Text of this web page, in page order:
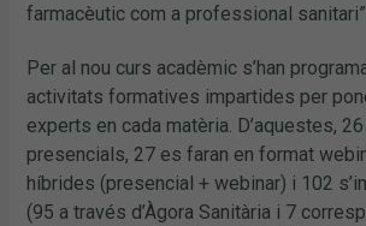
farmacèutic com a professional sanitari”.
Per al nou curs acadèmic s’han
activitats formatives impartides per
experts en cada matèria. D’aquestes,
presencials, 27 es faran en format
híbrides (presencial + webinar) i 102
(95 a través d’Àgora Sanitària i 7